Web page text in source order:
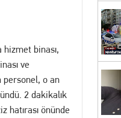
BULUNAN FİRARİ YAKALANDI!
Erişim Sağlanamıyor
Uykuda Buldu
binası,
ve
o an
2 dakikalık
hatırası önünde